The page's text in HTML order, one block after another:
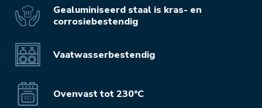
Gealuminiseerd staal is kras- en
corrosiebestendig
Vaatwasserbestendig
Ovenvast tot 230°C